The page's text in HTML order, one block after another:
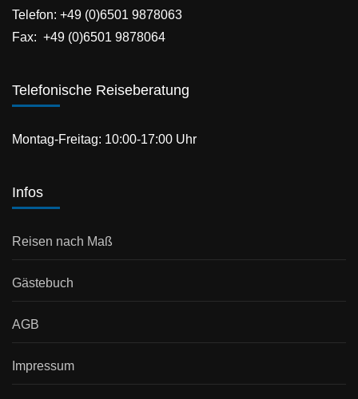
Telefon: +49 (0)6501 9878063
Fax: +49 (0)6501 9878064
Telefonische Reiseberatung
Montag-Freitag: 10:00-17:00 Uhr
Infos
Reisen nach Maß
Gästebuch
AGB
Impressum